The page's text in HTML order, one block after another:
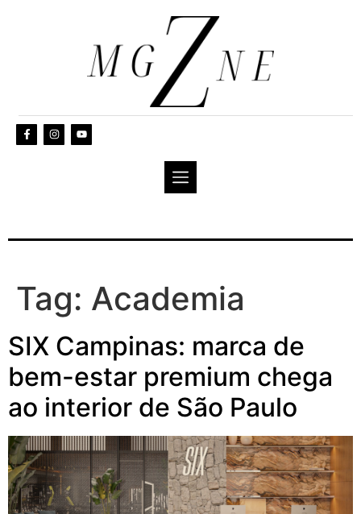
Tag: Academia
SIX Campinas: marca de
bem-estar premium chega
ao interior de São Paulo